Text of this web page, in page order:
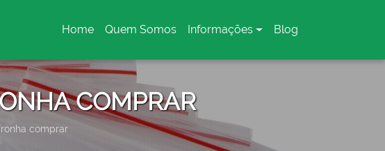
Home
(current)
Quem Somos Informações Blog
COMPRAR
comprar